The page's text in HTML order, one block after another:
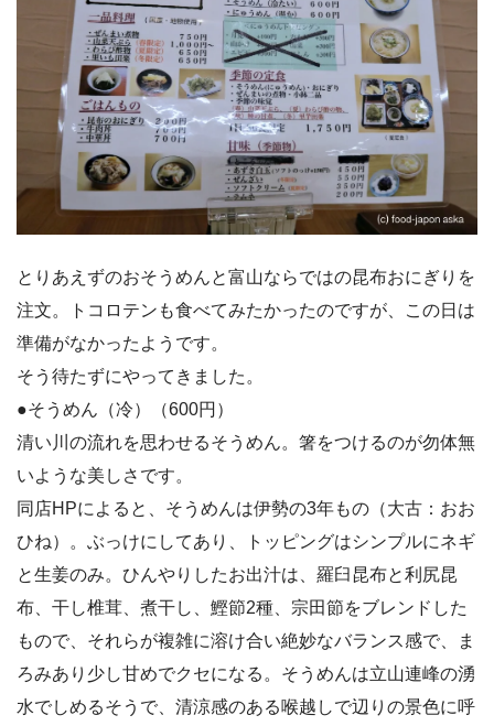
とりあえずのおそうめんと富山ならではの昆布おにぎりを
注文。トコロテンも食べてみたかったのですが、この日は
準備がなかったようです。
そう待たずにやってきました。
●そうめん（冷）（600円）
清い川の流れを思わせるそうめん。箸をつけるのが勿体無
いような美しさです。
同店HPによると、そうめんは伊勢の3年もの（大古：おお
ひね）。ぶっけにしてあり、トッピングはシンプルにネギ
と生姜のみ。ひんやりしたお出汁は、羅臼昆布と利尻昆
布、干し椎茸、煮干し、鰹節2種、宗田節をブレンドした
もので、それらが複雑に溶け合い絶妙なバランス感で、ま
ろみあり少し甘めでクセになる。そうめんは立山連峰の湧
水でしめるそうで、清涼感のある喉越しで辺りの景色に呼